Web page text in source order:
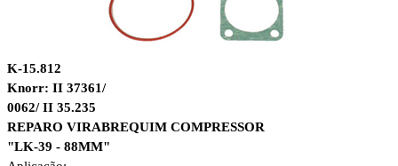
K-15.812
Knorr: II 37361/
0062/ II 35.235
REPARO VIRABREQUIM COMPRESSOR
"LK-39 - 88MM"